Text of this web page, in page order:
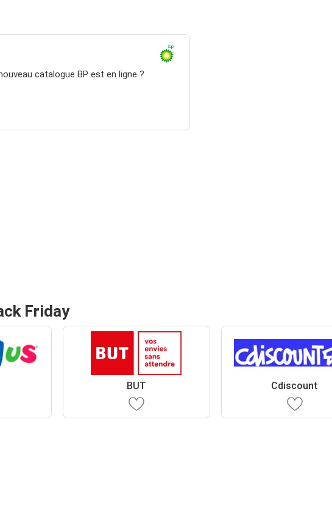
catalogue BP est en ligne ?
Friday
BUT Cdiscount